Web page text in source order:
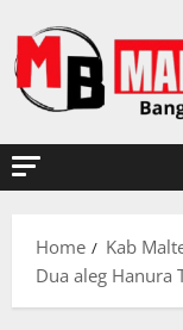
to
content
Home
Kab
Dua aleg Hanura